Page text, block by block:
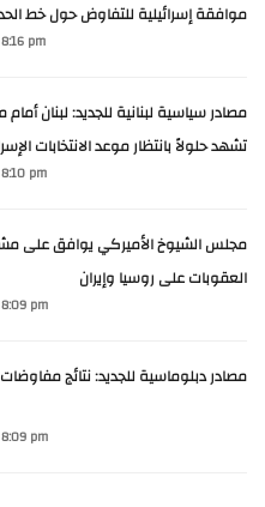
موافقة إسرائيلية للتفاوض حول خط
pm
مصادر سياسية لبنانية للجديد: لبنان
تشهد حلولاً بانتظار موعد الانتخابات
pm
مجلس الشيوخ الأميركي يوافق على
العقوبات على روسيا وإيران
pm
مصادر دبلوماسية للجديد: نتائج
pm